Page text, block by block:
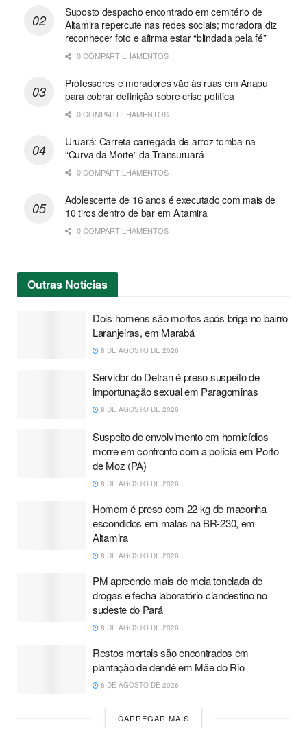
Suposto despacho encontrado em cemitério de
Altamira repercute nas redes sociais; moradora diz
reconhecer foto e afirma estar “blindada pela fé”
0 COMPARTILHAMENTOS
Professores e moradores vão às ruas em Anapu
para cobrar definição sobre crise política
0 COMPARTILHAMENTOS
Uruará: Carreta carregada de arroz tomba na
“Curva da Morte” da Transuruará
0 COMPARTILHAMENTOS
Adolescente de 16 anos é executado com mais de
10 tiros dentro de bar em Altamira
0 COMPARTILHAMENTOS
Outras Notícias
Dois homens são mortos após briga no bairro
Laranjeiras, em Marabá
8 DE AGOSTO DE 2026
Servidor do Detran é preso suspeito de
importunação sexual em Paragominas
8 DE AGOSTO DE 2026
Suspeito de envolvimento em homicídios
morre em confronto com a polícia em Porto
de Moz (PA)
8 DE AGOSTO DE 2026
Homem é preso com 22 kg de maconha
escondidos em malas na BR-230, em
Altamira
8 DE AGOSTO DE 2026
PM apreende mais de meia tonelada de
drogas e fecha laboratório clandestino no
sudeste do Pará
8 DE AGOSTO DE 2026
Restos mortais são encontrados em
plantação de dendê em Mãe do Rio
8 DE AGOSTO DE 2026
CARREGAR MAIS